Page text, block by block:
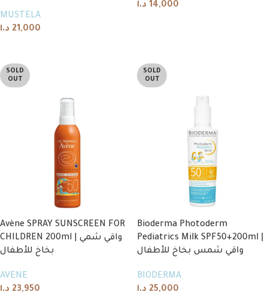
MUSTELA
21,000 د.ا
14,000 د.ا
SOLD
OUT
Avène SPRAY SUNSCREEN FOR
CHILDREN 200ml | واقي شمي
بخاخ للأطفال
AVENE
23,950 د.ا
SOLD
OUT
Bioderma Photoderm
Pediatrics Milk SPF50+200ml |
واقي شمس بخاخ للأطفال
BIODERMA
25,000 د.ا